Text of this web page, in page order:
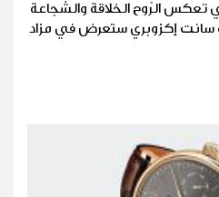
تعكس الرّوح الخلاقة والشجاعة
سانت إكزوبري ستعرض في مزاد